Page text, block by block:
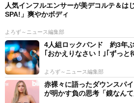
人気インフルエンサーが美デコルテ＆
SPA!」爽やかボディ
よろず～ニュース編集部
4人組ロックバンド 約3年
｢おかえりなさい！｣｢ずっと
よろず～ニュース編集部
赤裸々に語ったダウンスパ
が明かす負の思考「鏡なん